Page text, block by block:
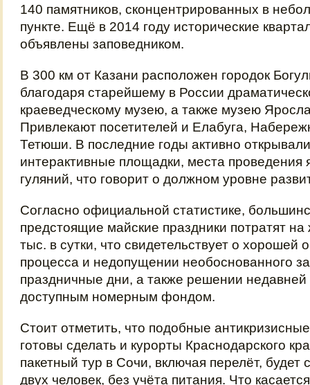
140 памятников, сконцентрированных в
пункте. Ещё в 2014 году исторические
объявлены заповедником.
В 300 км от Казани расположен городок
благодаря старейшему в России
краеведческому музею, а также музею
Привлекают посетителей и Елабуга,
Тетюши. В последние годы активно
интерактивные площадки, места проведения
гуляний, что говорит о должном уровне
Согласно официальной статистике,
предстоящие майские праздники потратят
тыс. в сутки, что свидетельствует о хорошей
процесса и недопущении необоснованного
праздничные дни, а также решении
доступным номерным фондом.
Стоит отметить, что подобные
готовы сделать и курорты Краснодарского
пакетный тур в Сочи, включая перелёт, будет
двух человек, без учёта питания. Что